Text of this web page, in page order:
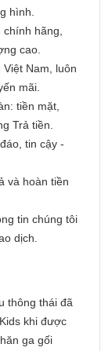
hình.
hãng,
cao.
Nam, luôn
mãi.
tiền mặt,
Trả tiền.
tin cậy -
và hoàn tiền
tin chúng tôi
dịch.
thông thái đã
khi được
ga gối